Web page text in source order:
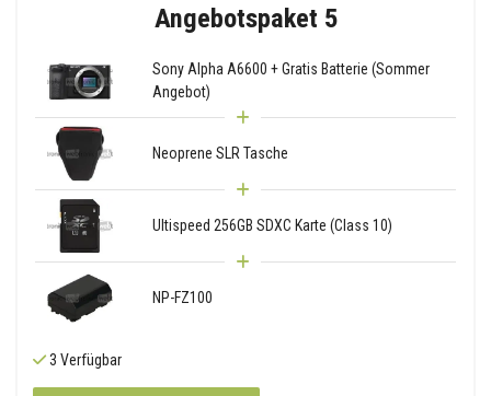
Angebotspaket 5
Sony Alpha A6600 + Gratis Batterie (Sommer
Angebot)
Neoprene SLR Tasche
Ultispeed 256GB SDXC Karte (Class 10)
NP-FZ100
3 Verfügbar